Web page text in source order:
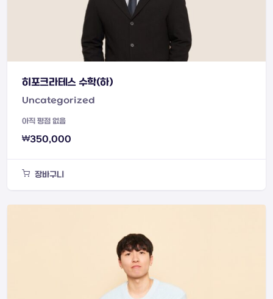
히포크라테스 수학(하)
Uncategorized
아직 평점 없음
₩350,000
장바구니